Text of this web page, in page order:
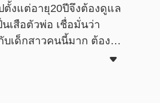
งแต่อายุ20ปีจึงต้องดูแล
เสือตัวพ่อ เชื่อมั่นว่า
เด็กสาวคนนี้มาก ต้องทำ
